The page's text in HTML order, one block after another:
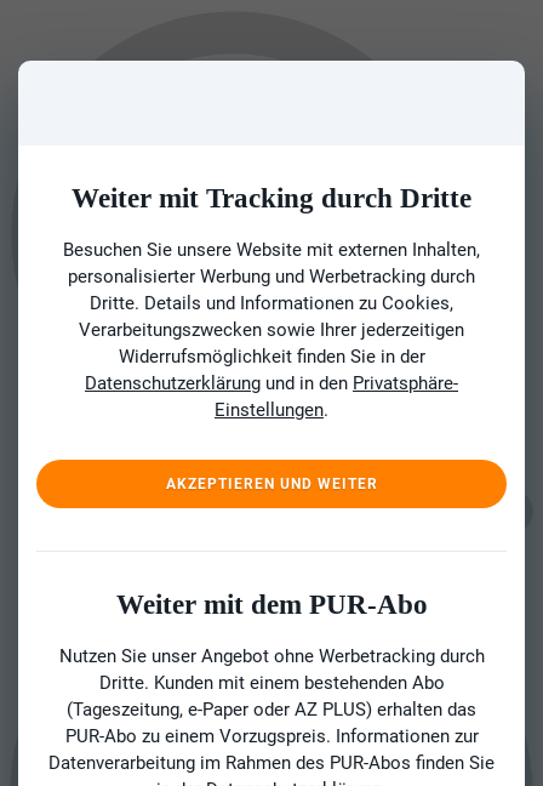
Weiter mit Tracking durch Dritte
Besuchen Sie unsere Website mit externen Inhalten,
personalisierter Werbung und Werbetracking durch
Dritte. Details und Informationen zu Cookies,
Verarbeitungszwecken sowie Ihrer jederzeitigen
Widerrufsmöglichkeit finden Sie in der
Datenschutzerklärung und in den Privatsphäre-
Einstellungen.
AKZEPTIEREN UND WEITER
Weiter mit dem PUR-Abo
Nutzen Sie unser Angebot ohne Werbetracking durch
Dritte. Kunden mit einem bestehenden Abo
(Tageszeitung, e-Paper oder AZ PLUS) erhalten das
PUR-Abo zu einem Vorzugspreis. Informationen zur
Datenverarbeitung im Rahmen des PUR-Abos finden Sie